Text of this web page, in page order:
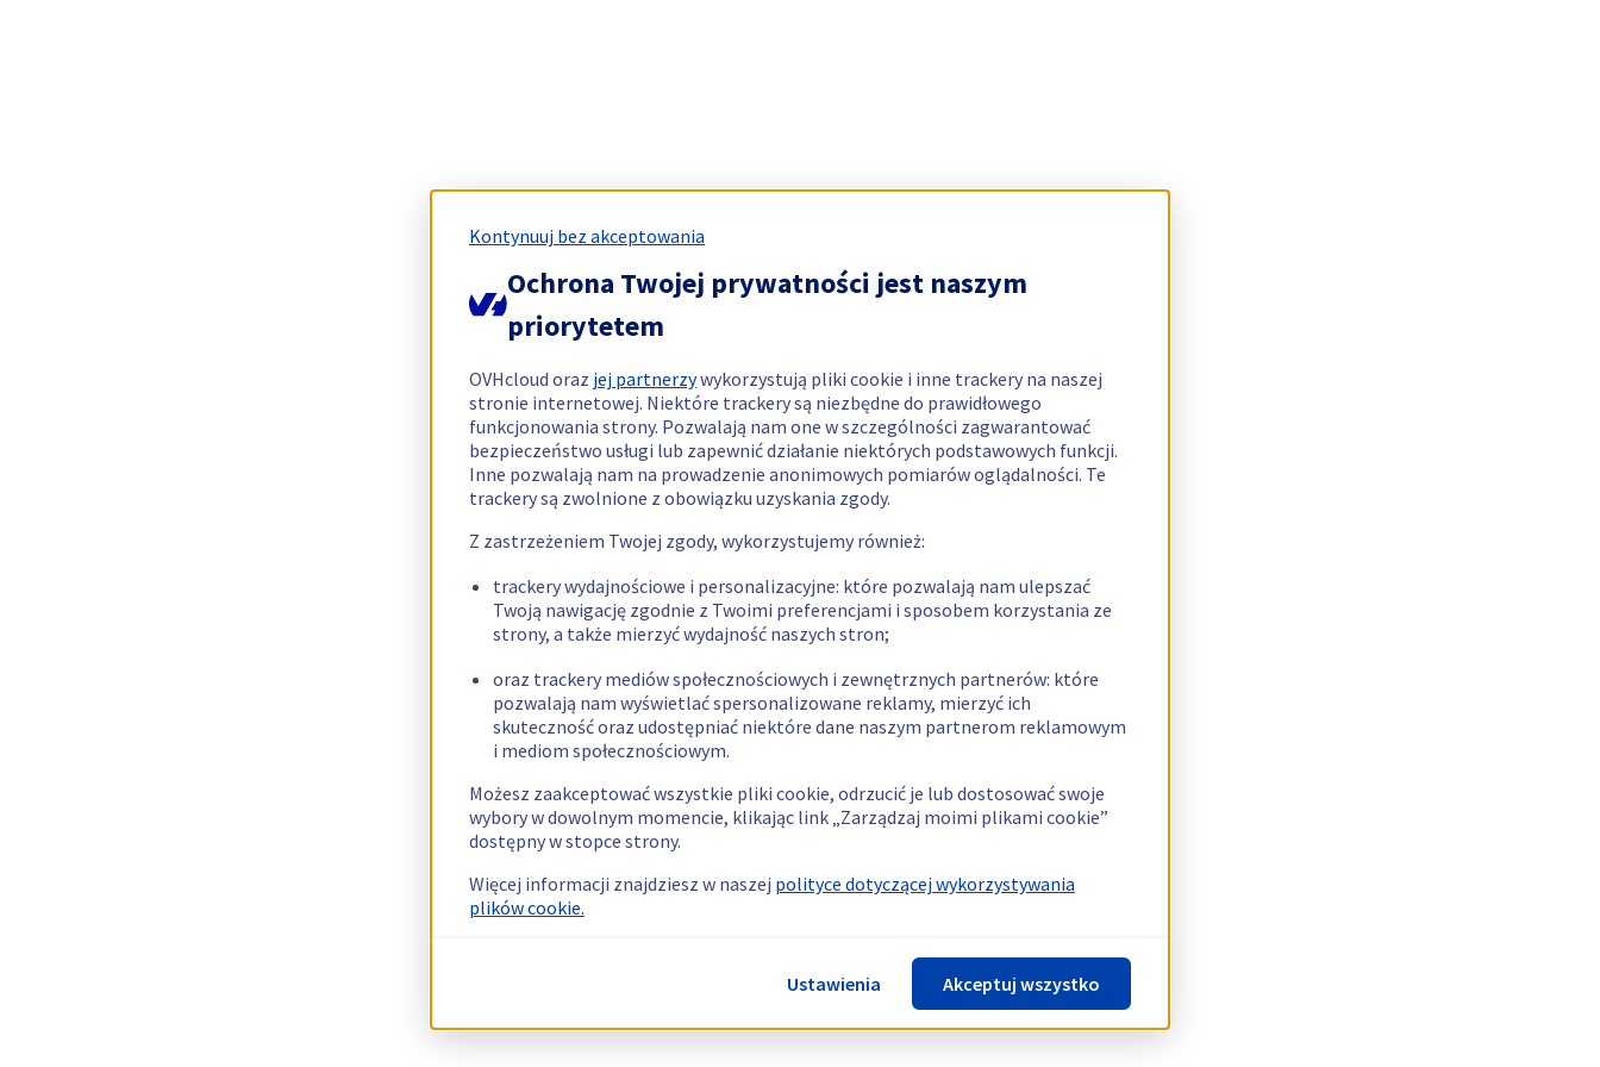
Kontynuuj bez akceptowania
Ochrona Twojej prywatności jest naszym
priorytetem
OVHcloud oraz jej partnerzywykorzystują pliki cookie i inne trackery na naszej
stronie internetowej. Niektóre trackery są niezbędne do prawidłowego
funkcjonowania strony. Pozwalają nam one w szczególności zagwarantować
bezpieczeństwo usługi lub zapewnić działanie niektórych podstawowych funkcji.
Inne pozwalają nam na prowadzenie anonimowych pomiarów oglądalności. Te
trackery są zwolnione z obowiązku uzyskania zgody.
Z zastrzeżeniem Twojej zgody, wykorzystujemy również:
trackery wydajnościowe i personalizacyjne: które pozwalają nam ulepszać
Twoją nawigację zgodnie z Twoimi preferencjami i sposobem korzystania ze
strony, a także mierzyć wydajność naszych stron;
oraz trackery mediów społecznościowych i zewnętrznych partnerów: które
pozwalają nam wyświetlać spersonalizowane reklamy, mierzyć ich
skuteczność oraz udostępniać niektóre dane naszym partnerom reklamowym
i mediom społecznościowym.
Możesz zaakceptować wszystkie pliki cookie, odrzucić je lub dostosować swoje
wybory w dowolnym momencie, klikając link „Zarządzaj moimi plikami cookie”
dostępny w stopce strony.
Więcej informacji znajdziesz w naszej polityce dotyczącej wykorzystywania
plików cookie.
Ustawienia Akceptuj wszystko